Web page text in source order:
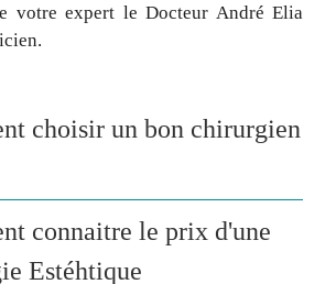
votre expert le Docteur André Elia
choisir un bon chirurgien
connaitre le prix d'une
Estéhtique